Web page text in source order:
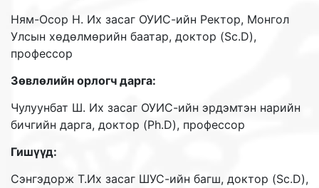
Ням-Осор Н. Их засаг ОУИС-ийн Ректор, Монгол
Улсын хөдөлмөрийн баатар, доктор (Sc.D),
профессор
Зөвлөлийн орлогч дарга:
Чулуунбат Ш. Их засаг ОУИС-ийн эрдэмтэн нарийн
бичгийн дарга, доктор (Ph.D), профессор
Гишүүд:
Сэнгэдорж Т.Их засаг ШУС-ийн багш, доктор (Sc.D),